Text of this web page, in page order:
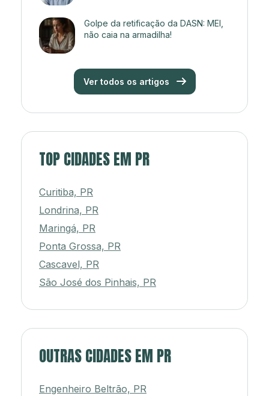
Golpe da retificação da DASN: MEI,
não caia na armadilha!
Ver todos os artigos
TOP CIDADES EM PR
Curitiba, PR
Londrina, PR
Maringá, PR
Ponta Grossa, PR
Cascavel, PR
São José dos Pinhais, PR
OUTRAS CIDADES EM PR
Engenheiro Beltrão, PR